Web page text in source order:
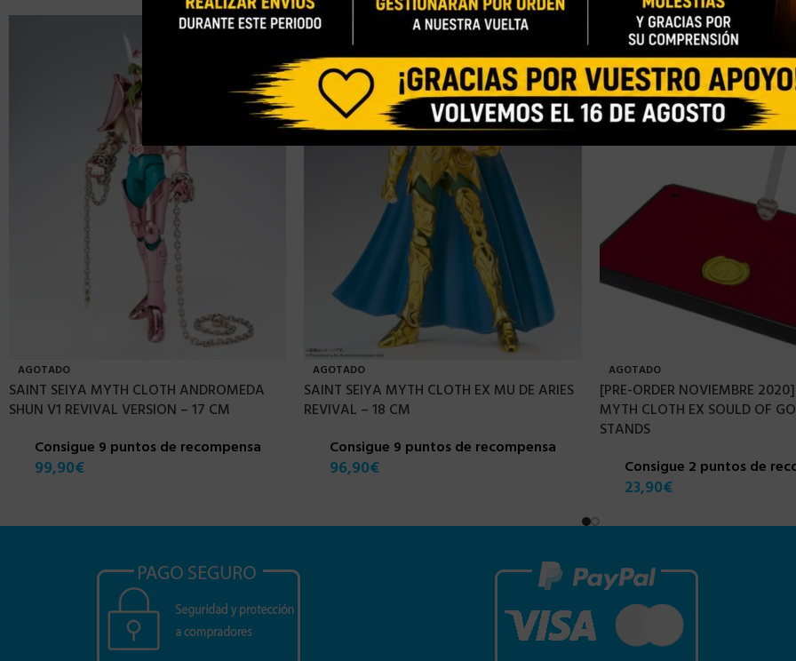
AGOTADO
SAINT SEIYA MYTH CLOTH ANDROMEDA
SHUN V1 REVIVAL VERSION – 17 CM
Consigue 9 puntos de recompensa
99,90€
AGOTADO
SAINT SEIYA MYTH CLOTH EX MU DE ARIES
REVIVAL – 18 CM
Consigue 9 puntos de recompensa
96,90€
AGOTADO
[PRE-ORDER NOVIEMBRE
MYTH CLOTH EX SOULD OF
STANDS
Consigue 2 puntos de
23,90€